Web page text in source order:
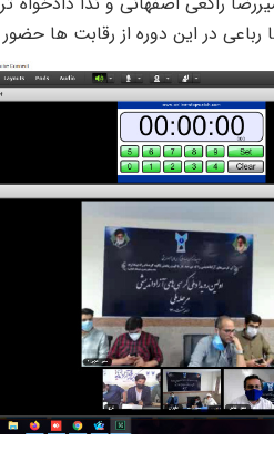
رباعی در این دوره از رقابت ها حضور